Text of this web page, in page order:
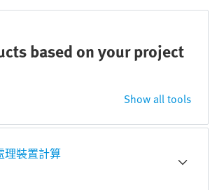
based on your project
Show all tools
理裝置計算